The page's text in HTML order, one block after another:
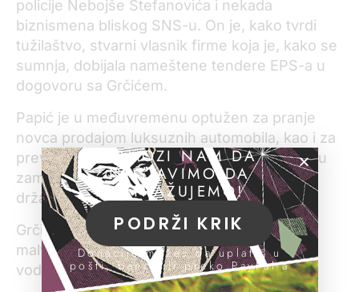
policije Nebojše Stefanovića i nekada
biznismena bliskog SNS-u. On je, kako tvrdi
tužilaštvo, stvarni vlasnik firme koja je, kako se
sumnja, dobijala nameštene tendere EPS-a u
dogovoru sa Grčićem.
Papić je u međuvremenu optužen za pranje
novca prodajom luksuznih automobila, kao i za
prevaru Rusa kome je obećao da će da mu, u
zamenu za novac, obezbedi srpsko
državljanstvo.
Grčić se i ranije dovodio u vezu sa
malverzacijama u preduzeću koje je nekada
vodio.
POMOZI NAM DA
NASTAVIMO DA
ISTRAŽUJEMO!
PODRŽI KRIK
Donacije možeš da uplatiš u
pošti, banci ili preko PayPal-a